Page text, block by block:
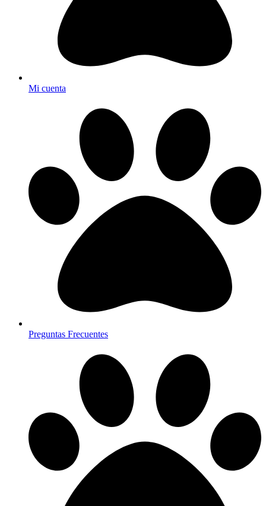
Mi cuenta
Preguntas Frecuentes